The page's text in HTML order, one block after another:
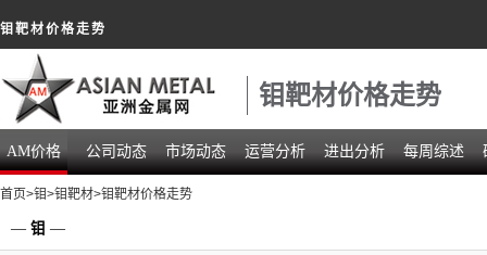
钼靶材价格走势
钼靶材价格走势
AM价格 公司动态 市场动态 运营分析 进出分析 每周综述
首页>钼>钼靶材>钼靶材价格走势
— 钼 —